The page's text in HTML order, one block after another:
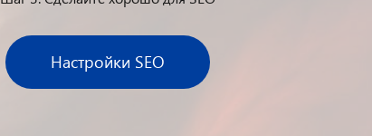
Настройки SEO